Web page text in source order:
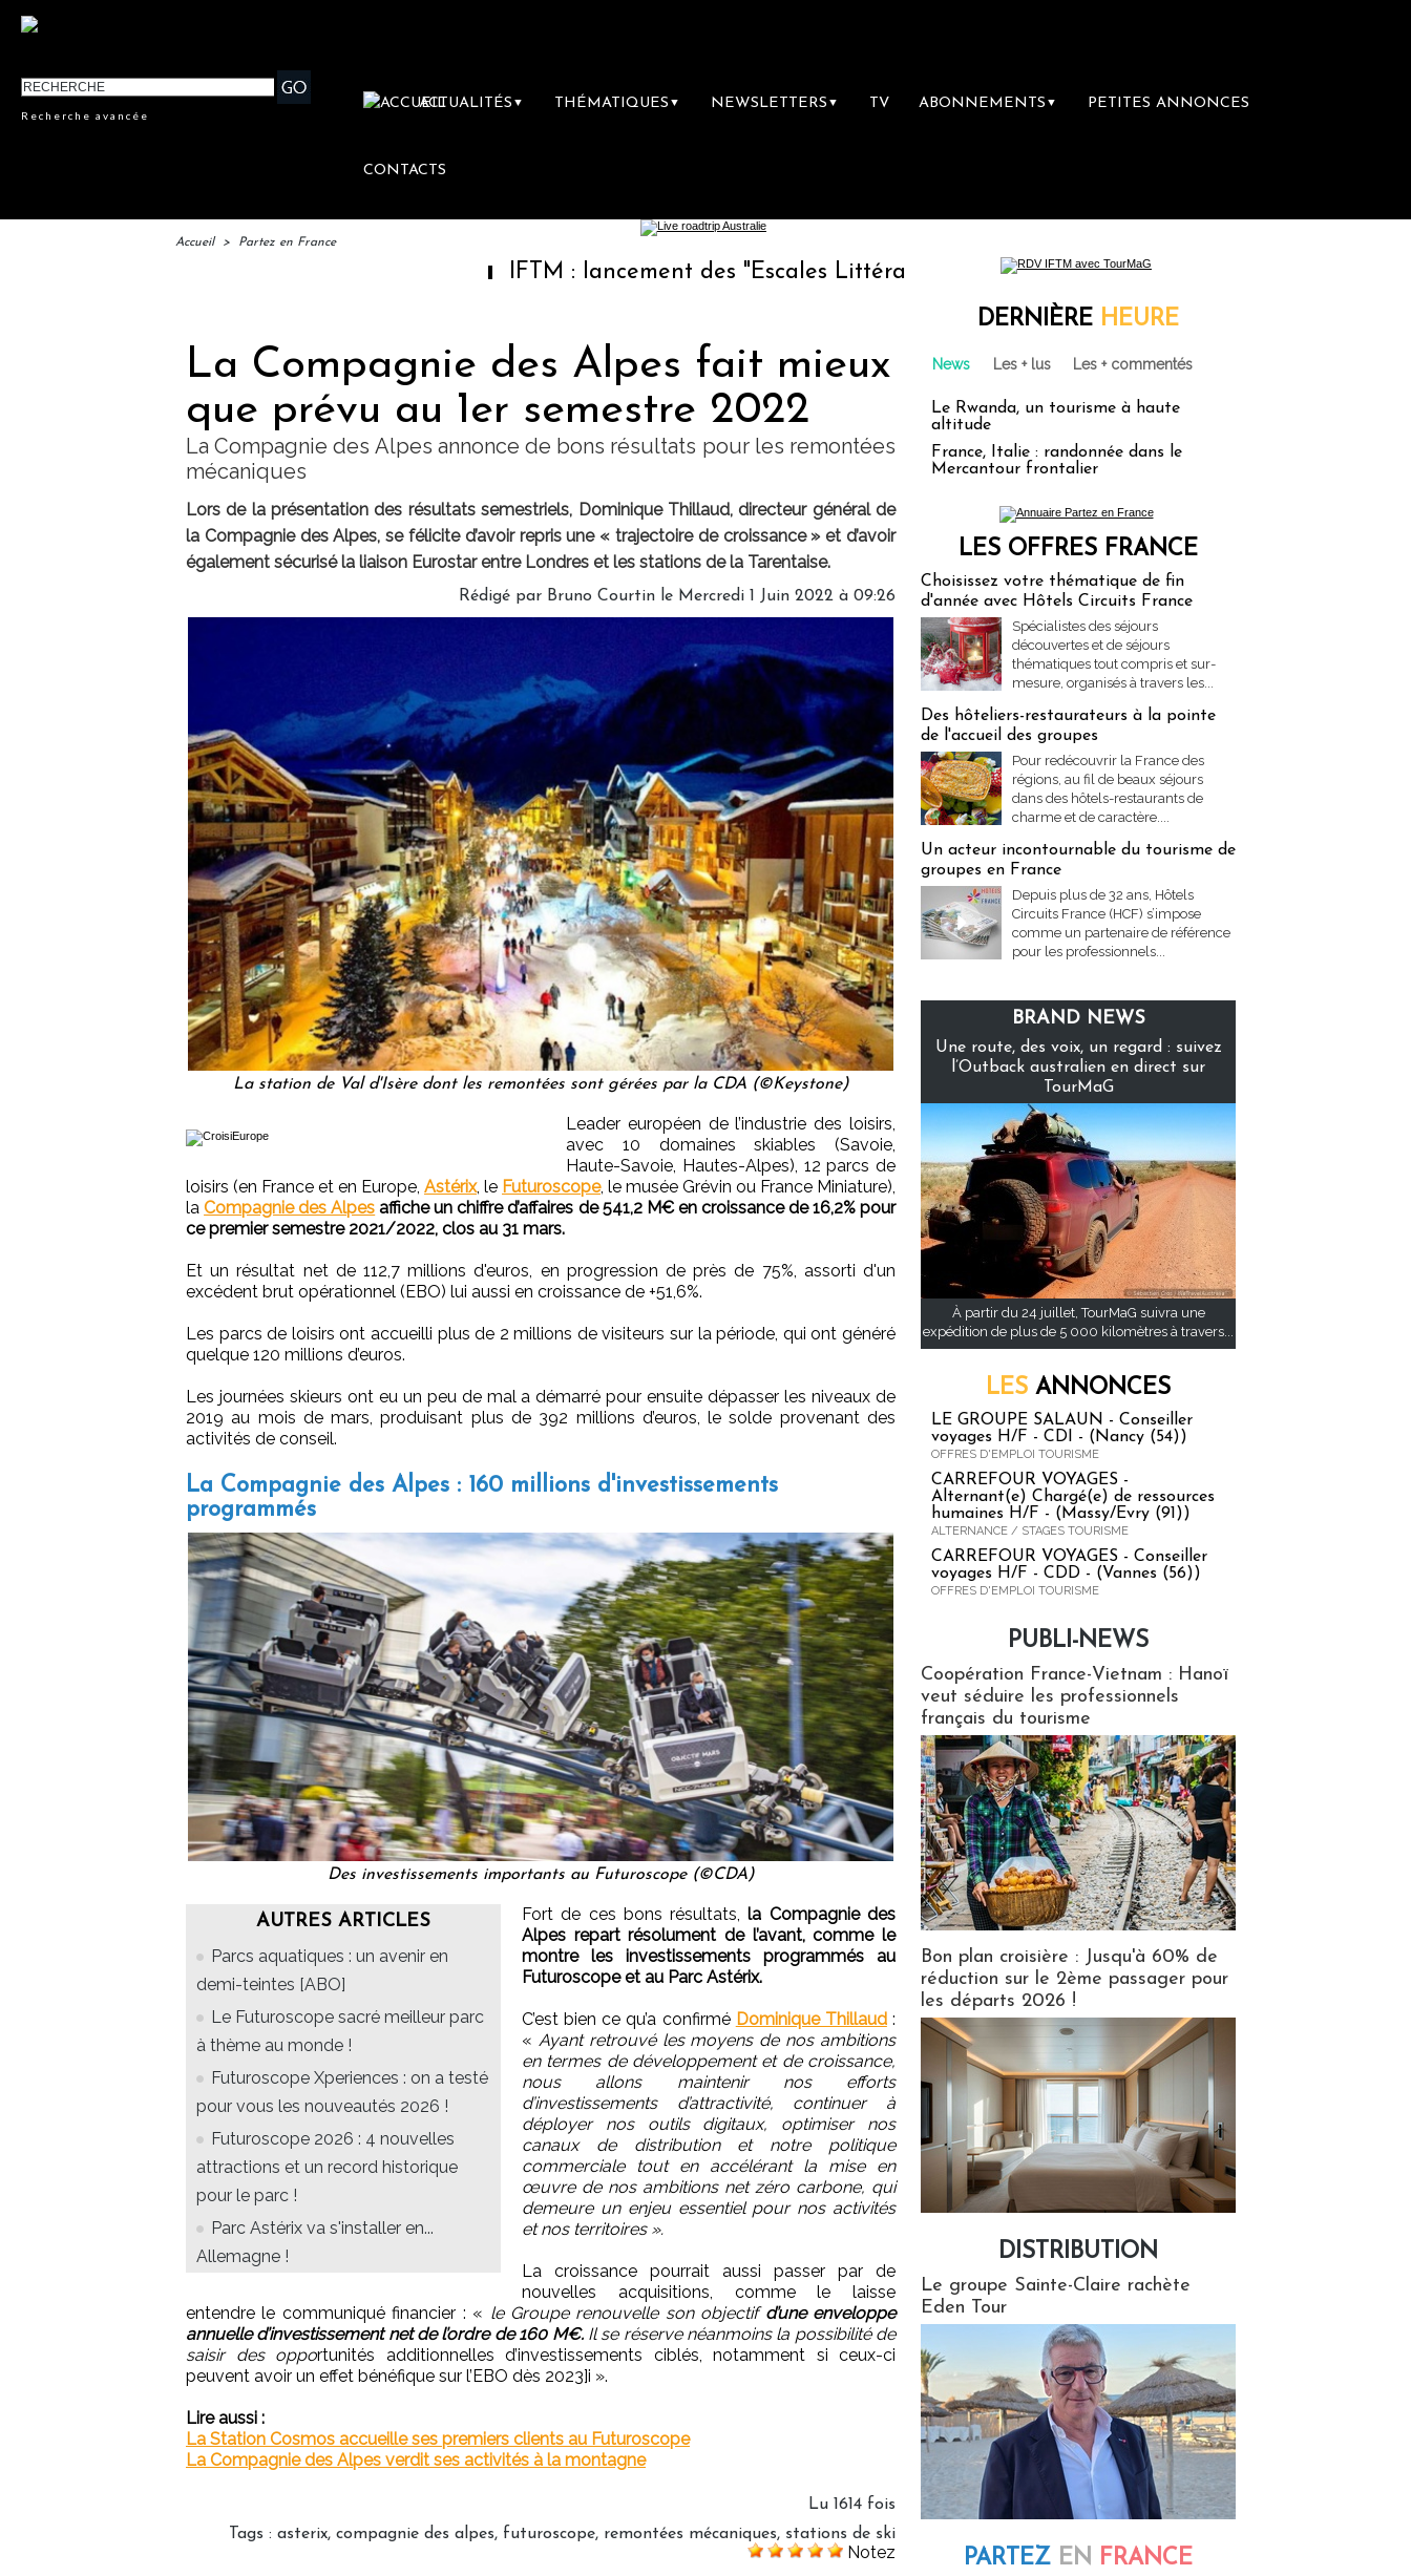
Recherche avancée
ACTUALITÉS ▼ THÉMATIQUES ▼ NEWSLETTERS ▼ TV ABONNEMENTS ▼ PETITES ANNONCES
CONTACTS
Accueil > Partez en France
IFTM : lancement des "Escales Littéraires", la première librairie du voyage
La Compagnie des Alpes fait mieux
que prévu au 1er semestre 2022
La Compagnie des Alpes annonce de bons résultats pour les remontées
mécaniques
Lors de la présentation des résultats semestriels, Dominique Thillaud, directeur général de
la Compagnie des Alpes, se félicite d’avoir repris une « trajectoire de croissance » et d’avoir
également sécurisé la liaison Eurostar entre Londres et les stations de la Tarentaise.
Rédigé par Bruno Courtin le Mercredi 1 Juin 2022 à 09:26
La station de Val d'Isère dont les remontées sont gérées par la CDA (©Keystone)
Leader européen de l’industrie des loisirs,
avec 10 domaines skiables (Savoie,
Haute-Savoie, Hautes-Alpes), 12 parcs de
loisirs (en France et en Europe, Astérix, le Futuroscope, le musée Grévin ou France Miniature),
laCompagnie des Alpes affiche un chiffre d’affaires de 541,2 M€ en croissance de 16,2% pour
ce premier semestre 2021/2022, clos au 31 mars.
Et un résultat net de 112,7 millions d'euros, en progression de près de 75%, assorti d'un
excédent brut opérationnel (EBO) lui aussi en croissance de +51,6%.
Les parcs de loisirs ont accueilli plus de 2 millions de visiteurs sur la période, qui ont généré
quelque 120 millions d’euros.
Les journées skieurs ont eu un peu de mal a démarré pour ensuite dépasser les niveaux de
2019 au mois de mars, produisant plus de 392 millions d’euros, le solde provenant des
activités de conseil.
La Compagnie des Alpes : 160 millions d'investissements
programmés
Des investissements importants au Futuroscope (©CDA)
AUTRES ARTICLES
Parcs aquatiques : un avenir en
demi-teintes [ABO]
Le Futuroscope sacré meilleur parc
à thème au monde !
Futuroscope Xperiences : on a testé
pour vous les nouveautés 2026 !
Futuroscope 2026 : 4 nouvelles
attractions et un record historique
pour le parc !
Parc Astérix va s'installer en...
Allemagne !
Fort de ces bons résultats, la Compagnie des
Alpes repart résolument de l’avant, comme le
montre les investissements programmés au
Futuroscope et au Parc Astérix.
C’est bien ce qu’a confirmé Dominique Thillaud:
« Ayant retrouvé les moyens de nos ambitions
en termes de développement et de croissance,
nous allons maintenir nos efforts
d’investissements d’attractivité, continuer à
déployer nos outils digitaux, optimiser nos
canaux de distribution et notre politique
commerciale tout en accélérant la mise en
œuvre de nos ambitions net zéro carbone, qui
demeure un enjeu essentiel pour nos activités
et nos territoires ».
La croissance pourrait aussi passer par de
nouvelles acquisitions, comme le laisse
entendre le communiqué financier : « le Groupe renouvelle son objectif d’une enveloppe
annuelle d’investissement net de l’ordre de 160 M€.Il se réserve néanmoins la possibilité de
saisir des opportunités additionnelles d’investissements ciblés, notamment si ceux-ci
peuvent avoir un effet bénéfique sur l’EBO dès 2023]i ».
Lire aussi :
La Station Cosmos accueille ses premiers clients au Futuroscope
La Compagnie des Alpes verdit ses activités à la montagne
Lu 1614 fois
Tags : asterix, compagnie des alpes, futuroscope, remontées mécaniques, stations de ski
Notez
DERNIÈRE HEURE
News Les + lus Les + commentés
Le Rwanda, un tourisme à haute
altitude
France, Italie : randonnée dans le
Mercantour frontalier
LES OFFRES FRANCE
Choisissez votre thématique de fin
d'année avec Hôtels Circuits France
Spécialistes des séjours
découvertes et de séjours
thématiques tout compris et sur-
mesure, organisés à travers les...
Des hôteliers-restaurateurs à la pointe
de l'accueil des groupes
Pour redécouvrir la France des
régions, au fil de beaux séjours
dans des hôtels-restaurants de
charme et de caractère....
Un acteur incontournable du tourisme de
groupes en France
Depuis plus de 32 ans, Hôtels
Circuits France (HCF) s’impose
comme un partenaire de référence
pour les professionnels...
BRAND NEWS
Une route, des voix, un regard : suivez
l’Outback australien en direct sur
TourMaG
À partir du 24 juillet, TourMaG suivra une
expédition de plus de 5 000 kilomètres à travers...
LES ANNONCES
LE GROUPE SALAUN - Conseiller
voyages H/F - CDI - (Nancy (54))
OFFRES D'EMPLOI TOURISME
CARREFOUR VOYAGES -
Alternant(e) Chargé(e) de ressources
humaines H/F - (Massy/Evry (91))
ALTERNANCE / STAGES TOURISME
CARREFOUR VOYAGES - Conseiller
voyages H/F - CDD - (Vannes (56))
OFFRES D'EMPLOI TOURISME
PUBLI-NEWS
Coopération France-Vietnam : Hanoï
veut séduire les professionnels
français du tourisme
Bon plan croisière : Jusqu'à 60% de
réduction sur le 2ème passager pour
les départs 2026 !
DISTRIBUTION
Le groupe Sainte-Claire rachète
Eden Tour
PARTEZ EN FRANCE